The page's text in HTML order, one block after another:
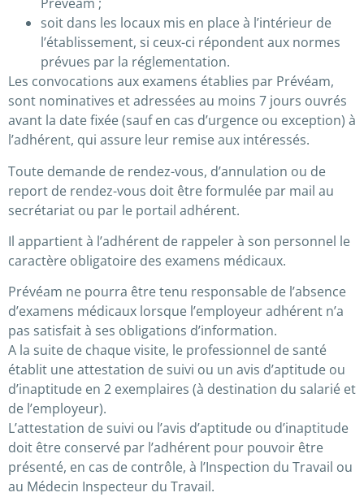
soit dans les locaux mis en place à l’intérieur de
l’établissement, si ceux-ci répondent aux normes
prévues par la réglementation.
Les convocations aux examens établies par Prévéam,
sont nominatives et adressées au moins 7 jours ouvrés
avant la date fixée (sauf en cas d’urgence ou exception) à
l’adhérent, qui assure leur remise aux intéressés.
Toute demande de rendez-vous, d’annulation ou de
report de rendez-vous doit être formulée par mail au
secrétariat ou par le portail adhérent.
Il appartient à l’adhérent de rappeler à son personnel le
caractère obligatoire des examens médicaux.
Prévéam ne pourra être tenu responsable de l’absence
d’examens médicaux lorsque l’employeur adhérent n’a
pas satisfait à ses obligations d’information.
A la suite de chaque visite, le professionnel de santé
établit une attestation de suivi ou un avis d’aptitude ou
d’inaptitude en 2 exemplaires (à destination du salarié et
de l’employeur).
L’attestation de suivi ou l’avis d’aptitude ou d’inaptitude
doit être conservé par l’adhérent pour pouvoir être
présenté, en cas de contrôle, à l’Inspection du Travail ou
au Médecin Inspecteur du Travail.